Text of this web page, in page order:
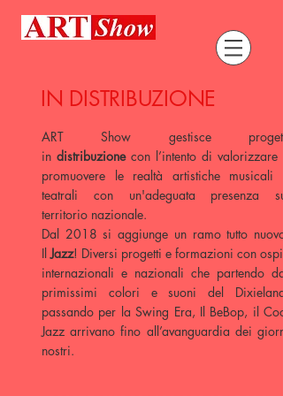
IN DISTRIBUZIONE
ART Show gestisce progetti
in distribuzionecon l’intento di valorizzare e
promuovere le realtà artistiche musicali e
teatrali con un'adeguata presenza sul
territorio nazionale.
Dal 2018 si aggiunge un ramo tutto nuovo:
IlJazz! Diversi progetti e formazioni con ospiti
internazionali e nazionali che partendo dai
primissimi colori e suoni del Dixieland,
passando per la Swing Era, Il BeBop, il Cool
Jazz arrivano fino all’avanguardia dei giorni
nostri.